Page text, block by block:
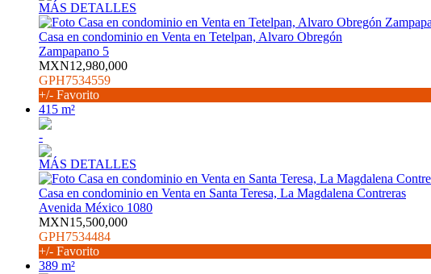
MÁS DETALLES
Casa en condominio en Venta en Tetelpan, Alvaro Obregón
Zampapano 5
MXN12,980,000
GPH7534559
+/- Favorito
415 m²
-
MÁS DETALLES
Casa en condominio en Venta en Santa Teresa, La Magdalena Contreras
Avenida México 1080
MXN15,500,000
GPH7534484
+/- Favorito
389 m²